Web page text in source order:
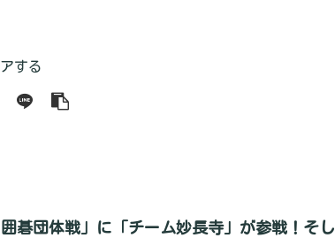
する
碁団体戦」に「チーム妙長寺」が参戦！そし